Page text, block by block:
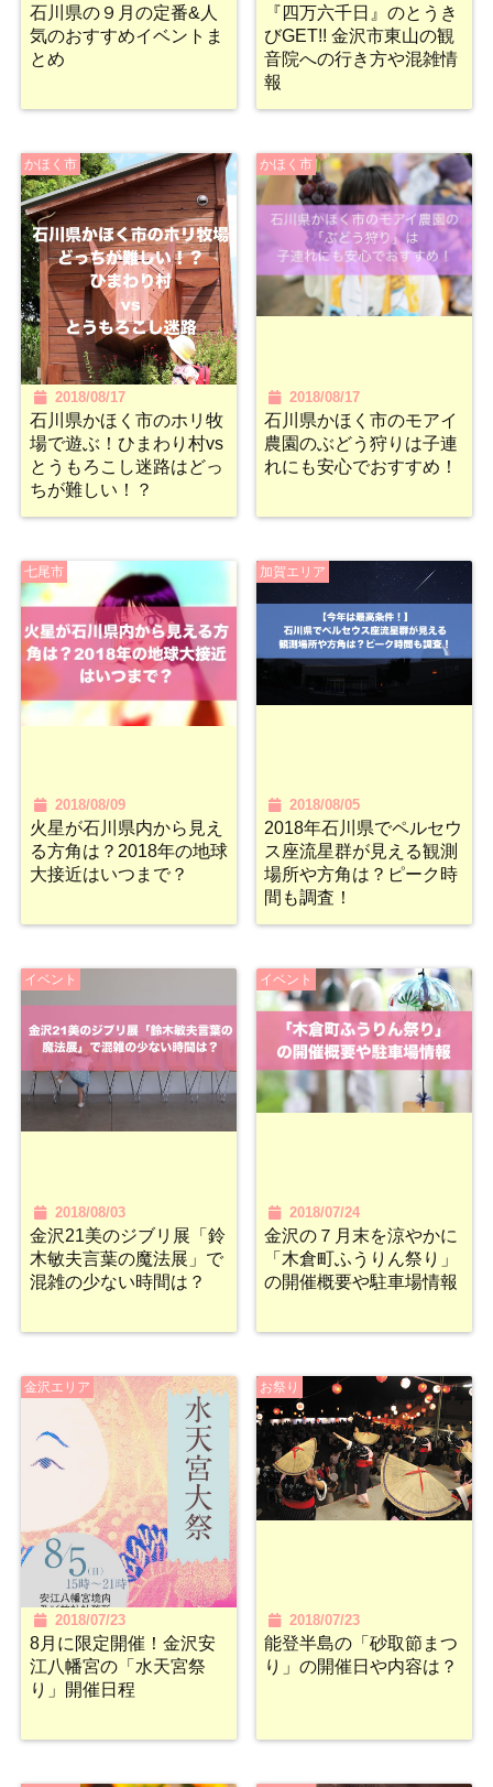
石川県の９月の定番&人
気のおすすめイベントま
とめ
『四万六千日』のとうき
びGET!! 金沢市東山の観
音院への行き方や混雑情
報
かほく市
2018/08/17
石川県かほく市のホリ牧
場で遊ぶ！ひまわり村vs
とうもろこし迷路はどっ
ちが難しい！？
かほく市
2018/08/17
石川県かほく市のモアイ
農園のぶどう狩りは子連
れにも安心でおすすめ！
七尾市
2018/08/09
火星が石川県内から見え
る方角は？2018年の地球
大接近はいつまで？
加賀エリア
2018/08/05
2018年石川県でペルセウ
ス座流星群が見える観測
場所や方角は？ピーク時
間も調査！
イベント
2018/08/03
金沢21美のジブリ展「鈴
木敏夫言葉の魔法展」で
混雑の少ない時間は？
イベント
2018/07/24
金沢の７月末を涼やかに
「木倉町ふうりん祭り」
の開催概要や駐車場情報
金沢エリア
2018/07/23
8月に限定開催！金沢安
江八幡宮の「水天宮祭
り」開催日程
お祭り
2018/07/23
能登半島の「砂取節まつ
り」の開催日や内容は？